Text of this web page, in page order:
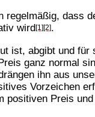
regelmäßig, dass
wird[1][2].
ist, abgibt und für
ganz normal
ihn aus
Vorzeichen
positiven Preis